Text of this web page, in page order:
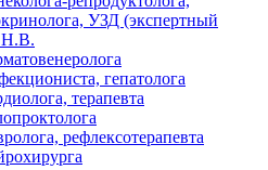
УЗД (экспертный
Н.В.
гепатолога
терапевта
рефлексотерапевта